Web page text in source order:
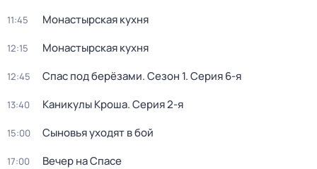
11:45 Монастырская кухня
12:15 Монастырская кухня
12:45 Спас под берёзами. Сезон 1. Серия 6-я
13:40 Каникулы Кроша. Серия 2-я
15:00 Сыновья уходят в бой
17:00 Вечер на Спасе